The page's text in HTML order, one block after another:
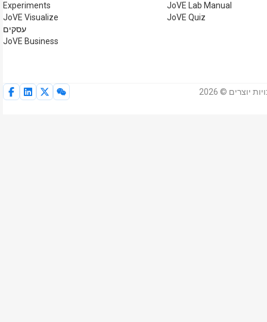
Experiments
JoVE Visualize
עסקים
JoVE Business
JoVE Lab Manual
JoVE Quiz